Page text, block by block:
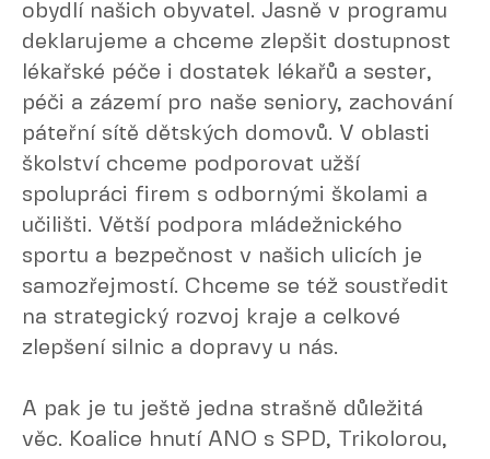
obydlí našich obyvatel. Jasně v programu
deklarujeme a chceme zlepšit dostupnost
lékařské péče i dostatek lékařů a sester,
péči a zázemí pro naše seniory, zachování
páteřní sítě dětských domovů. V oblasti
školství chceme podporovat užší
spolupráci firem s odbornými školami a
učilišti. Větší podpora mládežnického
sportu a bezpečnost v našich ulicích je
samozřejmostí. Chceme se též soustředit
na strategický rozvoj kraje a celkové
zlepšení silnic a dopravy u nás.
A pak je tu ještě jedna strašně důležitá
věc. Koalice hnutí ANO s SPD, Trikolorou,